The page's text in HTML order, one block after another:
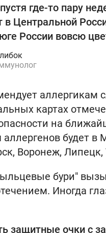
где-то пару
в Центральной
России вовсю
аллергикам
картах
на
аллергенов будет
Воронеж, Липецк,
бури"
Иногда
защитные очки с